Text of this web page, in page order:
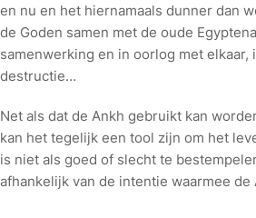
en nu en het hiernamaals dunner dan
de Goden samen met de oude
samenwerking en in oorlog met elkaar,
destructie…
Net als dat de Ankh gebruikt kan
kan het tegelijk een tool zijn om het
is niet als goed of slecht te
afhankelijk van de intentie waarmee